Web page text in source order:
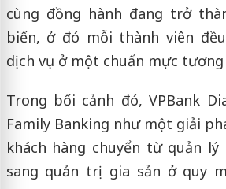
cùng đồng hành đang trở
biến, ở đó mỗi thành viên
dịch vụ ở một chuẩn mực
Trong bối cảnh đó, VPBank
Family Banking như một giải
khách hàng chuyển từ quản
sang quản trị gia sản ở quy